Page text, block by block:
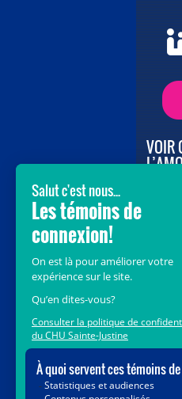
VOIR
vous
Voir
pour
pour